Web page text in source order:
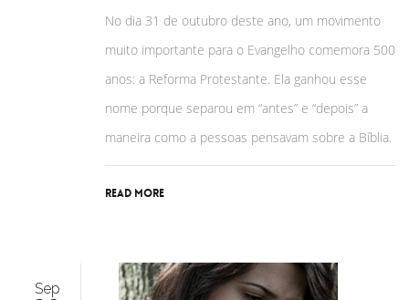
No dia 31 de outubro deste ano, um movimento
muito importante para o Evangelho comemora 500
anos: a Reforma Protestante. Ela ganhou esse
nome porque separou em “antes” e “depois” a
maneira como a pessoas pensavam sobre a Bíblia.
Read More
Sep